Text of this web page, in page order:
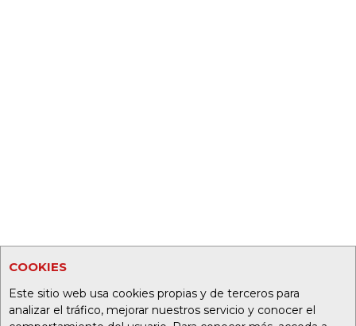
COOKIES
Este sitio web usa cookies propias y de terceros para
analizar el tráfico, mejorar nuestros servicio y conocer el